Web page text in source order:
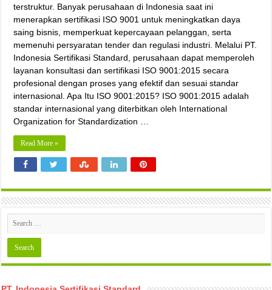
terstruktur. Banyak perusahaan di Indonesia saat ini
menerapkan sertifikasi ISO 9001 untuk meningkatkan daya
saing bisnis, memperkuat kepercayaan pelanggan, serta
memenuhi persyaratan tender dan regulasi industri. Melalui PT.
Indonesia Sertifikasi Standard, perusahaan dapat memperoleh
layanan konsultasi dan sertifikasi ISO 9001:2015 secara
profesional dengan proses yang efektif dan sesuai standar
internasional. Apa Itu ISO 9001:2015? ISO 9001:2015 adalah
standar internasional yang diterbitkan oleh International
Organization for Standardization …
Read More »